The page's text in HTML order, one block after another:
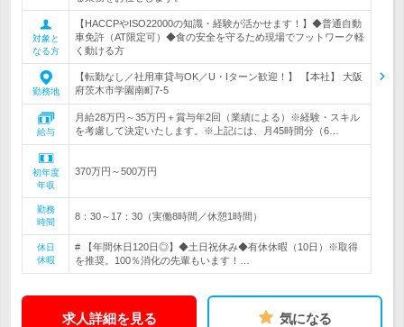
対象と
なる方
【HACCPやISO22000の知識・経験が活かせます！】◆普通自動
車免許（AT限定可）◆食の安全を守るため現場でフットワーク軽
く動ける方
勤務地
【転勤なし／社用車貸与OK／U・Iターン歓迎！】 【本社】 大阪
府茨木市学園南町7-5
給与
月給28万円～35万円＋賞与年2回（業績による）※経験・スキル
を考慮して決定いたします。※上記には、月45時間分（6…
初年度
年収
370万円～500万円
勤務
時間
8：30～17：30（実働8時間／休憩1時間）
休日
休暇
# 【年間休日120日◎】◆土日祝休み◆有休休暇（10日）※取得
を推奨。100％消化の先輩もいます！…
求人詳細を見る 気になる